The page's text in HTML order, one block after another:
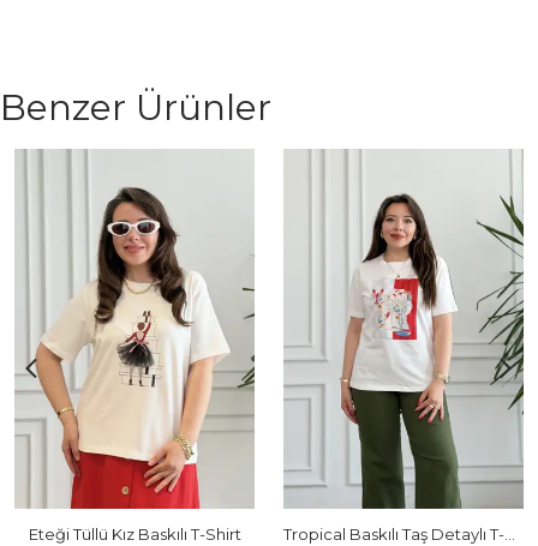
Benzer Ürünler
Eteği Tüllü Kız Baskılı T-Shirt